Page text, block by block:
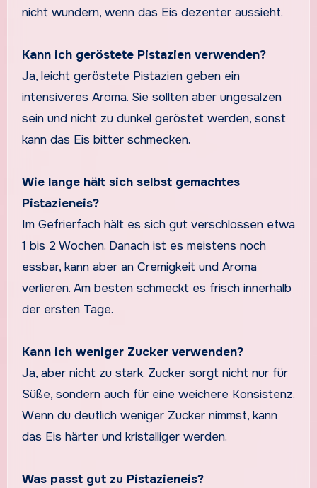
nicht wundern, wenn das Eis dezenter aussieht.
Kann ich geröstete Pistazien verwenden?
Ja, leicht geröstete Pistazien geben ein
intensiveres Aroma. Sie sollten aber ungesalzen
sein und nicht zu dunkel geröstet werden, sonst
kann das Eis bitter schmecken.
Wie lange hält sich selbst gemachtes
Pistazieneis?
Im Gefrierfach hält es sich gut verschlossen etwa
1 bis 2 Wochen. Danach ist es meistens noch
essbar, kann aber an Cremigkeit und Aroma
verlieren. Am besten schmeckt es frisch innerhalb
der ersten Tage.
Kann ich weniger Zucker verwenden?
Ja, aber nicht zu stark. Zucker sorgt nicht nur für
Süße, sondern auch für eine weichere Konsistenz.
Wenn du deutlich weniger Zucker nimmst, kann
das Eis härter und kristalliger werden.
Was passt gut zu Pistazieneis?